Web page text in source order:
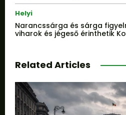
Helyi
Narancssárga és sárga
viharok és jégeső érinthetik
Related Articles